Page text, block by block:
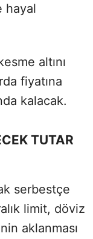
hayal
altını
fiyatına
kalacak.
TUTAR
serbestçe
limit, döviz
aklanması